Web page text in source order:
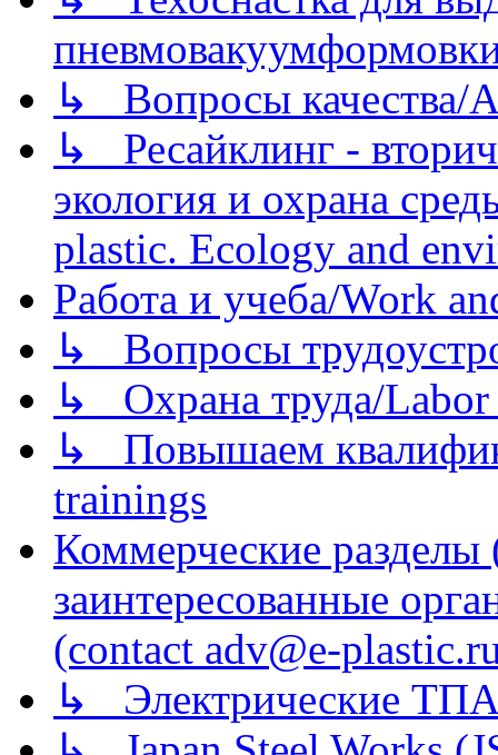
↳ Вопросы качества/
↳ Ресайклинг -
экология и охрана
plastic. Ecology and
Работа и учеба/Work
↳ Вопросы
↳ Охрана труда/Labor
↳ Повышаем
trainings
Коммерческие
заинтересованные
(contact adv@e-
↳ Электрические